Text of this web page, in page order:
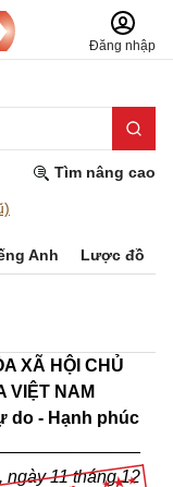
Đăng nhập
Tìm nâng cao
Anh Lược đồ
XÃ HỘI CHỦ
VIỆT NAM
do - Hạnh phúc
, ngày11tháng12